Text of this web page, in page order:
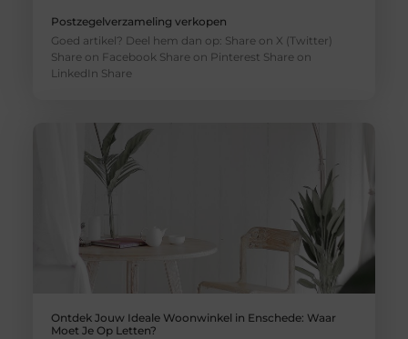
Postzegelverzameling verkopen
Goed artikel? Deel hem dan op: Share on X (Twitter)
Share on Facebook Share on Pinterest Share on
LinkedIn Share
Ontdek Jouw Ideale Woonwinkel in Enschede: Waar
Moet Je Op Letten?